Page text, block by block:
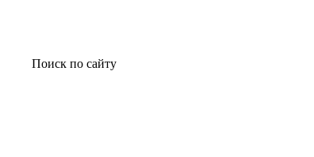
Поиск по сайту